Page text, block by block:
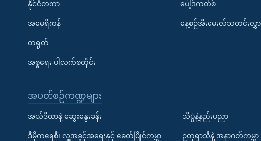
Learning English
ဗွီအိုအေ လူမှုကွန်ယက်များ
နိုင်ငံတကာ
အမေရိကန်
တရုတ်
အစ္စရေး-ပါလက်စတိုင်း
ပေါ့ဒ်ကတ်စ်
နေ့စဉ်အီးမေးလ်သတင်းလွှာ
အပတ်စဉ်ကဏ္ဍများ
အယ်ဒီတာနဲ့ ဆွေးနွေးခန်း
ဒီမိုကရေစီ၊ လူ့အခွင့်အရေးနှင့် ခေတ်ပြိုင်ကမ္ဘာ
သိပ္ပံနဲ့နည်းပညာ
ဥတုရာသီနဲ့ အနာဂတ်ကမ္ဘာ